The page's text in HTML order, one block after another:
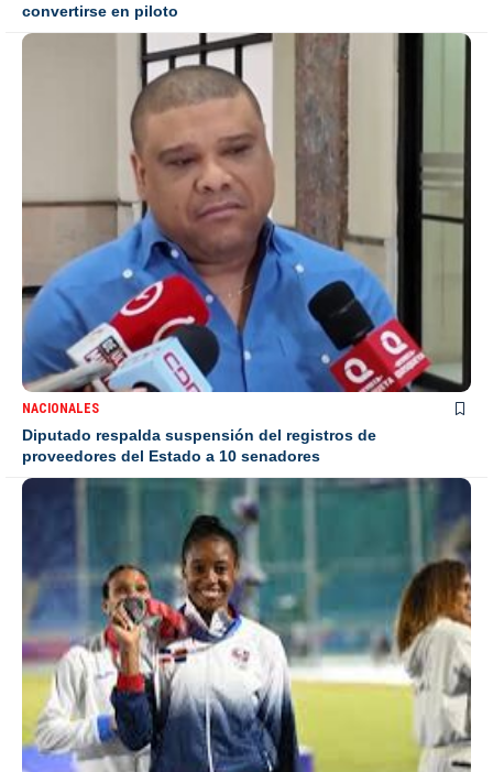
convertirse en piloto
NACIONALES
Diputado respalda suspensión del registros de
proveedores del Estado a 10 senadores